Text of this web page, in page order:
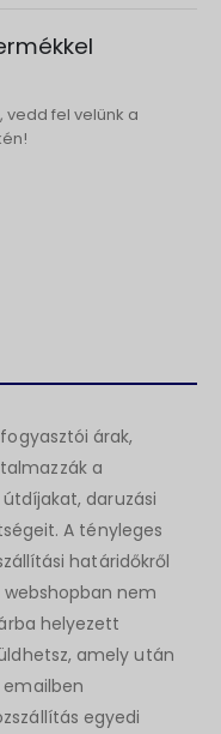
fel velünk a
árak,
a
daruzási
A tényleges
határidőkről
nem
helyezett
amely után
emailben
egyedi